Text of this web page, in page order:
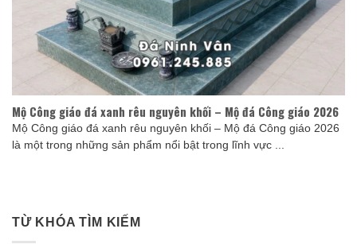
Mộ Công giáo đá xanh rêu nguyên khối – Mộ đá Công giáo 2026
Mộ Công giáo đá xanh rêu nguyên khối – Mộ đá Công giáo 2026
là một trong những sản phẩm nổi bật trong lĩnh vực ...
TỪ KHÓA TÌM KIẾM